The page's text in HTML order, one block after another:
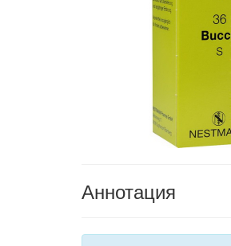
Аннотация